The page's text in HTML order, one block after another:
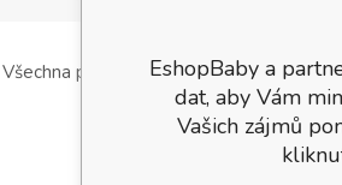
Všechna práva vyhrazena.EshopBaby a
dat, aby Vám
Vašich zájmů